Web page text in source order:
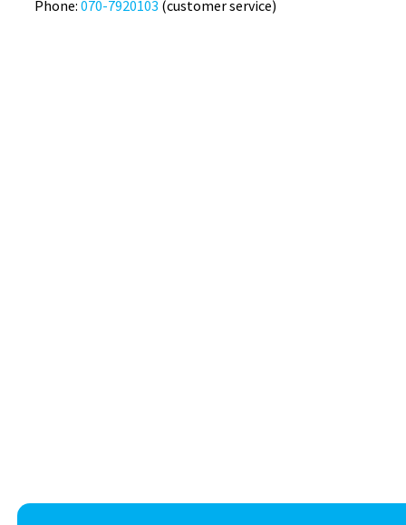
Phone: 070-7920103 (customer service)